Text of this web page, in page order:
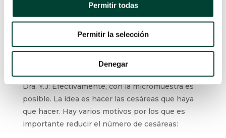
Permitir todas
Permitir la selección
Denegar
P: ¿CON UN CONTROL EFECTIVO DEL
SUFRIMIENTO FETAL SE PUEDE REDUCIR
EL NÚMERO DE CESÁREAS? ¿POR QUÉ ES
IMPORTANTE LOGRARLO?
Dra. Y.J: Efectivamente, con la micromuestra es
posible. La idea es hacer las cesáreas que haya
que hacer. Hay varios motivos por los que es
importante reducir el número de cesáreas: